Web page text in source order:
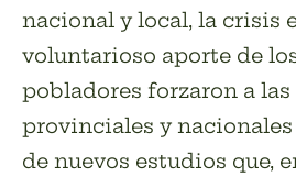
nacional y local, la crisis
voluntarioso aporte de
pobladores forzaron a
provinciales y
de nuevos estudios que,